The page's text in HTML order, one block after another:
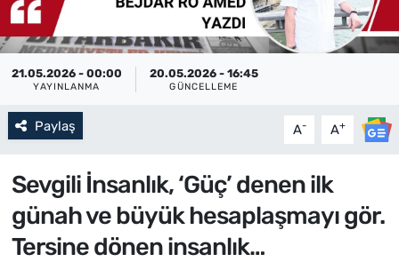
21.05.2026 - 00:00
YAYINLANMA
20.05.2026 - 16:45
GÜNCELLEME
Paylaş A- A+
Sevgili İnsanlık, ‘Güç’ denen ilk
günah ve büyük hesaplaşmayı gör.
Tersine dönen insanlık…